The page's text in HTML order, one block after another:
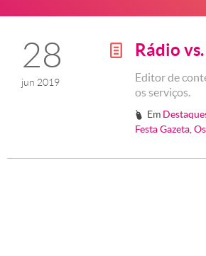
28
jun 2019
g Rádio
Editor de
os serviços.
# Em
Festa Gazeta